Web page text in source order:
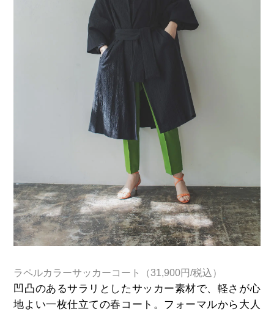
ラペルカラーサッカーコート（31,900円/税込）
凹凸のあるサラリとしたサッカー素材で、軽さが心
地よい一枚仕立ての春コート。フォーマルから大人